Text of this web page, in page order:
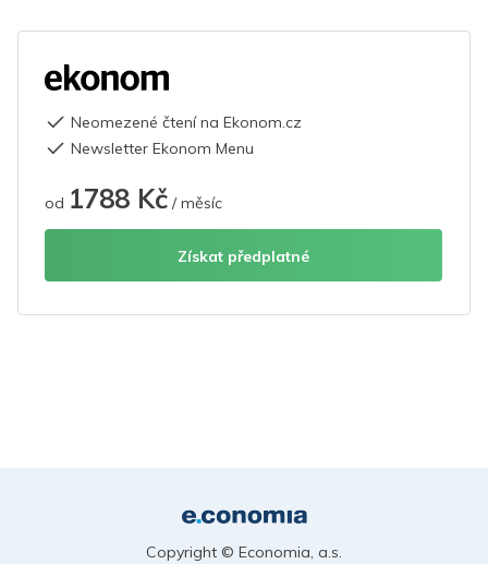
Neomezené čtení na Ekonom.cz
Newsletter Ekonom Menu
od 1788 Kč / měsíc
Získat předplatné
Copyright © Economia, a.s.